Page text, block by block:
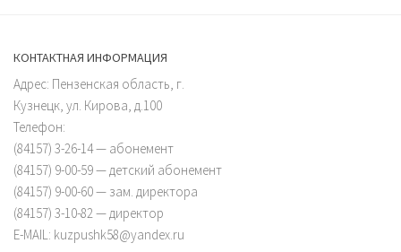
КОНТАКТНАЯ ИНФОРМАЦИЯ
Адрес: Пензенская область, г.
Кузнецк, ул. Кирова, д.100
Телефон:
(84157) 3-26-14 — абонемент
(84157) 9-00-59 — детский абонемент
(84157) 9-00-60 — зам. директора
(84157) 3-10-82 — директор
E-MAIL: kuzpushk58@yandex.ru